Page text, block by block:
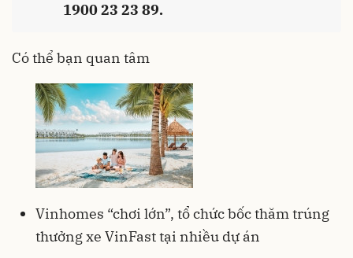
1900 23 23 89.
Có thể bạn quan tâm
Vinhomes “chơi lớn”, tổ chức bốc thăm trúng
thưởng xe VinFast tại nhiều dự án